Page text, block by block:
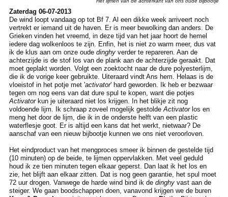
Zaterdag 06-07-2013
De wind loopt vandaag op tot Bf 7. Al een dikke week arriveert noch
vertrekt er iemand uit de haven. Er is meer bewolking dan anders. De
Grieken vinden het vreemd, in deze tijd van het jaar hoort de hemel
iedere dag wolkenloos te zijn. Enfin, het is niet zo warm meer, dus vat
ik de klus aan om onze oude dinghyverder te repareren. Aan de
achterzijde is de stof los van de plank aan de achterzijde geraakt. Dat
moet geplakt worden. Volgt een zoektocht naar de dure polyesterlijm,
die ik de vorige keer gebruikte. Uiteraard vindt Ans hem. Helaas is de
vloeistof in het potje met 'activator' hard geworden. Ik heb er bezwaar
tegen om nog eens van dat dure spul te kopen, want die potjes
Activatorkun je uiteraard niet los krijgen. In het blikje zit nog
voldoende lijm. Ik schraap zoveel mogelijk gestolde Activatorlos en
meng het door de lijm, die ik in de onderste helft van een plastic
waterflesje goot. Er is altijd een kans dat het werkt, nietwaar? De
aanschaf van een nieuw bijbootje kunnen we ons niet veroorloven.
Het eindproduct van het mengproces smeer ik binnen de gestelde tijd
(10 minuten) op de beide, te lijmen oppervlakken. Met veel geduld
houd ik ze tien minuten tegen elkaar geperst. Dan laat ik het los en
zie, het blijft aan elkaar zitten. Dat is nog geen garantie, het spul moet
72 uur drogen. Vanwege de harde wind bind ik de dinghyvast aan de
steiger. We gaan boodschappen doen, vanavond krijgen we de buren